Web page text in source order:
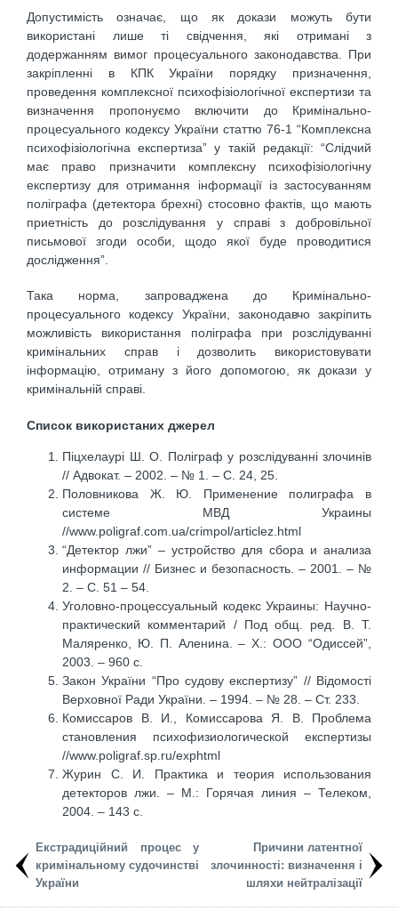
Допустимість означає, що як докази можуть бути
використані лише ті свідчення, які отримані з
додержанням вимог процесуального законодавства. При
закріпленні в КПК України порядку призначення,
проведення комплексної психофізіологічної експертизи та
визначення пропонуємо включити до Кримінально-
процесуального кодексу України статтю 76-1 “Комплексна
психофізіологічна експертиза” у такій редакції: “Слідчий
має право призначити комплексну психофізіологічну
експертизу для отримання інформації із застосуванням
поліграфа (детектора брехні) стосовно фактів, що мають
приетність до розслідування у справі з добровільної
письмової згоди особи, щодо якої буде проводитися
дослідження”.
Така норма, запроваджена до Кримінально-
процесуального кодексу України, законодавчо закріпить
можливість використання поліграфа при розслідуванні
кримінальних справ і дозволить використовувати
інформацію, отриману з його допомогою, як докази у
кримінальній справі.
Список використаних джерел
Піцхелаурі Ш. О. Поліграф у розслідуванні злочинів
// Адвокат. – 2002. – № 1. – С. 24, 25.
Половникова Ж. Ю. Применение полиграфа в
системе МВД Украины
//www.poligraf.com.ua/crimpol/articlez.html
“Детектор лжи” – устройство для сбора и анализа
информации // Бизнес и безопасность. – 2001. – №
2. – С. 51 – 54.
Уголовно-процессуальный кодекс Украины: Научно-
практический комментарий / Под общ. ред. В. Т.
Маляренко, Ю. П. Аленина. – Х.: ООО “Одиссей”,
2003. – 960 с.
Закон України “Про судову експертизу” // Відомості
Верховної Ради України. – 1994. – № 28. – Ст. 233.
Комиссаров В. И., Комиссарова Я. В. Проблема
становления психофизиологической експертизы
//www.poligraf.sp.ru/exphtml
Журин С. И. Практика и теория использования
детекторов лжи. – М.: Горячая линия – Телеком,
2004. – 143 с.
Екстрадиційний процес у
кримінальному судочинстві
України
Причини латентної
злочинності: визначення і
шляхи нейтралізації